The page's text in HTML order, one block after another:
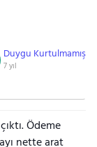
Duygu Kurtulmamış
7 yıl
Ödeme
nette arat